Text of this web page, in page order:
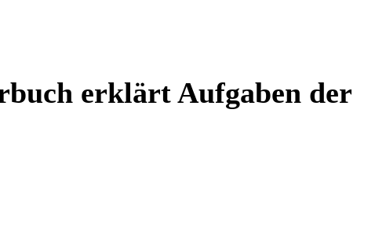
erklärt Aufgaben der